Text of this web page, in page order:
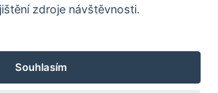
Mareše a MŠ Znojmo
zdroje návštěvnosti.
Souhlasím